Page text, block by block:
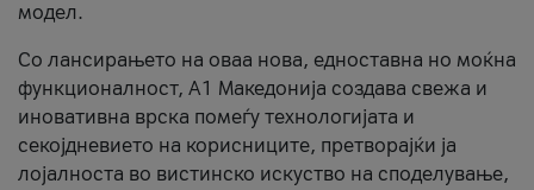
модел.
Со лансирањето на оваа нова, едноставна но моќна
функционалност, А1 Македонија создава свежа и
иновативна врска помеѓу технологијата и
секојдневието на корисниците, претворајќи ја
лојалноста во вистинско искуство на споделување,